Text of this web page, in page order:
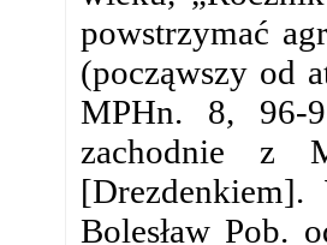
powstrzymać
(począwszy od
MPHn. 8, 96-
zachodnie z
Bolesław Pob.